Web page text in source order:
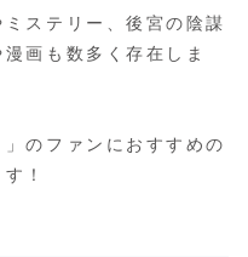
ステリー、後宮の陰謀
画も数多く存在しま
のファンにおすすめの
！